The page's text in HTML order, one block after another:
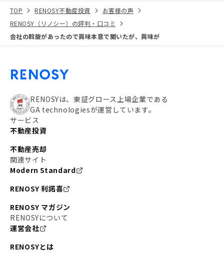
TOP RENOSY不動産投資
お客様の声
RENOSY（リノシー）の評判・口コミ
会社の斡旋があったので興味本意で聞いたが、興味が
RENOSYは、東証グロース上場企業である
GA technologiesが運営しています。
サービス
不動産投資
不動産売却
関連サイト
Modern Standard
RENOSY 利諾喜
RENOSY マガジン
RENOSYについて
運営会社
RENOSYとは